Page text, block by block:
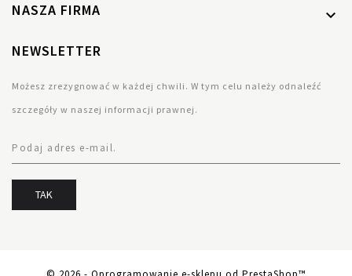
NASZA FIRMA 
NEWSLETTER
Możesz zrezygnować w każdej chwili. W tym celu należy odnaleźć
szczegóły w naszej informacji prawnej.